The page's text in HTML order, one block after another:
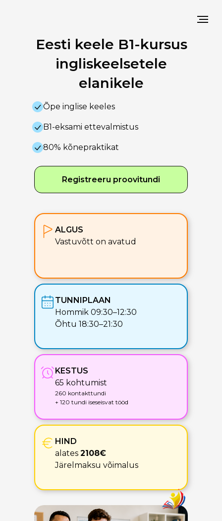
Eesti keele B1-kursus
ingliskeelsetele
elanikele
80% kõnepraktikat
B1-eksami ettevalmistus
Õpe inglise keeles
ALGUS
Vastuvõtt on avatud
HIND
alates 2108€
Järelmaksu võimalus
KESTUS
65 kohtumist
260 kontakttundi
+ 120 tundi iseseisvat tööd
TUNNIPLAAN
Hommik 09:30–12:30
Õhtu 18:30–21:30
Registreeru proovitundi